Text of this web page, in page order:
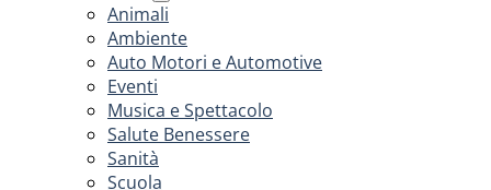
Animali
Ambiente
Auto Motori e Automotive
Eventi
Musica e Spettacolo
Salute Benessere
Sanità
Scuola